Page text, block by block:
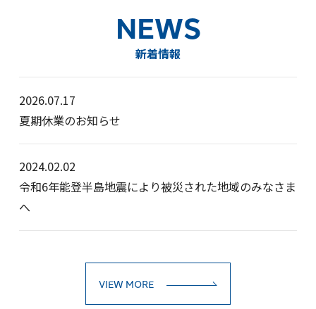
NEWS
新着情報
2026.07.17
夏期休業のお知らせ
2024.02.02
令和6年能登半島地震により被災された地域のみなさま
へ
VIEW MORE